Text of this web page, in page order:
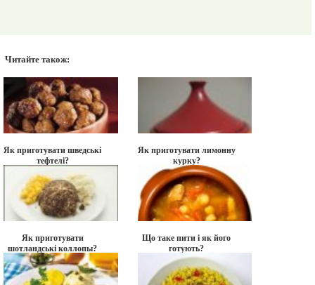
Читайте також:
Як приготувати шведські
тефтелі?
Як приготувати лимонну
курку?
Як приготувати
шотландські коллопы?
Що таке пити і як його
готують?